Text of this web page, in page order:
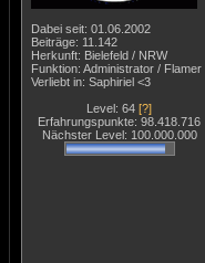
Dabei seit: 01.06.2002
Beiträge: 11.142
Herkunft: Bielefeld / NRW
Funktion: Administrator / Flamer
Verliebt in: Saphiriel <3
Level: 64 [?]
Erfahrungspunkte: 98.418.716
Nächster Level: 100.000.000